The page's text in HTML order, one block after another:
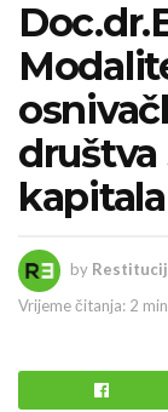
by
Vrijeme čitanja: 2 min